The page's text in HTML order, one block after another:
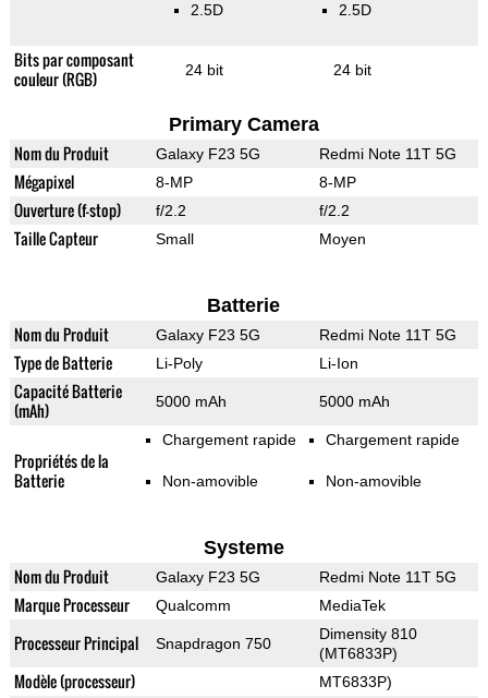
2.5D 2.5D
Bits par composant
couleur (RGB)
24 bit 24 bit
Primary Camera
Nom du Produit Galaxy F23 5G Redmi Note 11T 5G
Mégapixel 8-MP 8-MP
Ouverture (f-stop) f/2.2 f/2.2
Taille Capteur Small Moyen
Batterie
Nom du Produit Galaxy F23 5G Redmi Note 11T 5G
Type de Batterie Li-Poly Li-Ion
Capacité Batterie
(mAh)
5000 mAh 5000 mAh
Propriétés de la
Batterie
Chargement rapide
Non-amovible
Chargement rapide
Non-amovible
Systeme
Nom du Produit Galaxy F23 5G Redmi Note 11T 5G
Marque Processeur Qualcomm MediaTek
Processeur Principal Snapdragon 750
Dimensity 810
(MT6833P)
Modèle (processeur) MT6833P)